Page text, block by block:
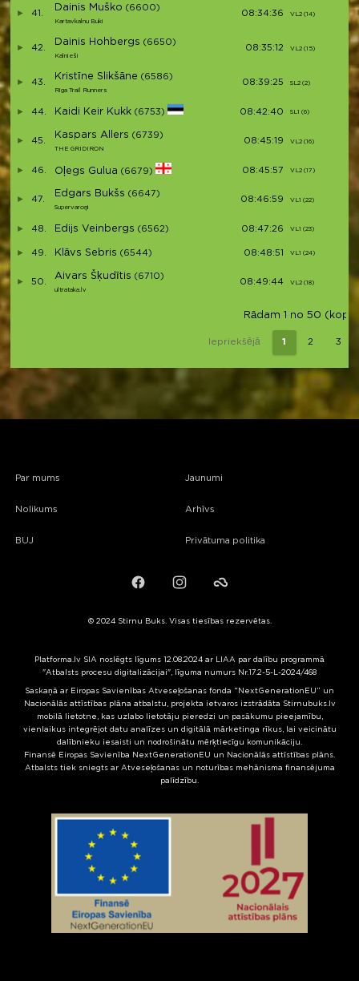
41.
Dainis Muško (6600)
Kartavkalnu Buki
08:34:36 VL2 (14)
42.
Dainis Hohbergs (6650)
Kalnieši
08:35:12 VL2 (15)
43.
Kristīne Slikšāne (6586)
Riga Trail Runners
08:39:25 SL2 (2)
44. Kaidi Keir Kukk (6753) 08:42:40 SL1 (6)
45.
Kaspars Allers (6739)
THE GRIDIRON
08:45:19 VL2 (16)
46. Oļegs Gulua (6679) 08:45:57 VL2 (17)
47.
Edgars Bukšs (6647)
Supervaroņi
08:46:59 VL1 (22)
48. Edijs Veinbergs (6562) 08:47:26 VL1 (23)
49. Klāvs Sebris (6544) 08:48:51 VL1 (24)
50.
Aivars Šķudītis (6710)
ultrataka.lv
08:49:44 VL2 (18)
Rādam 1 no 50 (kopā
Iepriekšējā 1 2 3
Par mums
Nolikums
BUJ
Jaunumi
Arhīvs
Privātuma politika
FacebookInstagramFailiem.lv
© 2024 Stirnu Buks. Visas tiesības rezervētas.
Platforma.lv SIA noslēgts līgums 12.08.2024 ar LIAA par dalību programmā
"Atbalsts procesu digitalizācijai", līguma numurs Nr.17.2-5-L-2024/468
Saskaņā ar Eiropas Savienības Atveseļošanas fonda “NextGenerationEU” un
Nacionālās attīstības plāna atbalstu, projekta ietvaros izstrādāta Stirnubuks.lv
mobilā lietotne, kas uzlabo lietotāju pieredzi un pasākumu pieejamību,
vienlaikus integrējot datu analīzes un digitālā mārketinga rīkus, lai veicinātu
dalībnieku iesaisti un nodrošinātu mērķtiecīgu komunikāciju.
Finansē Eiropas Savienība NextGenerationEU un Nacionālās attīstības plāns.
Atbalsts tiek sniegts ar Atveseļošanas un noturības mehānisma finansējuma
palīdzību.